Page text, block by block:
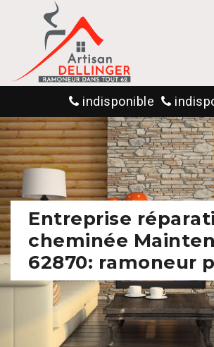
indisponible
Entreprise
cheminée
62870: ramoneur